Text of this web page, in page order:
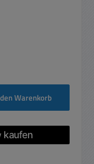
die Schaltflächen um
Warenkorb